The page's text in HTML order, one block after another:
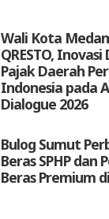
Wali Kota
QRESTO,
Pajak Daerah
Indonesia pada
Dialogue 2026
Bulog Sumut
Beras SPHP dan
Beras Premium